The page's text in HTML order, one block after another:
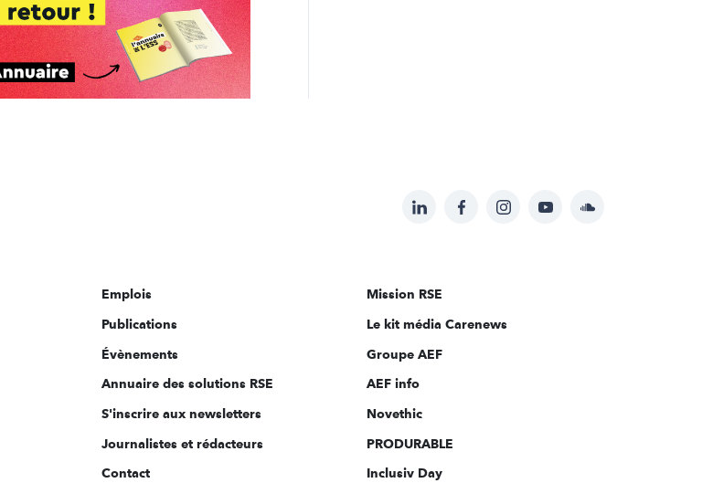
Suivez-
sur:
LinkedInFacebookInstagramYouTubeSoundcloud
Emplois
Publications
Évènements
Annuaire des solutions RSE
S'inscrire aux newsletters
Journalistes et rédacteurs
Contact
Mission RSE
Le kit média Carenews
Groupe AEF
AEF info
Novethic
PRODURABLE
Inclusiv Day